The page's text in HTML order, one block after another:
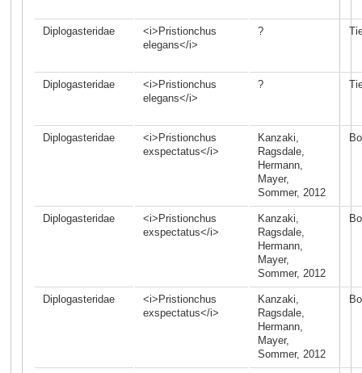
Diplogasteridae
<i>Pristionchus
elegans</i>
?
Diplogasteridae
<i>Pristionchus
elegans</i>
?
Diplogasteridae
<i>Pristionchus
exspectatus</i>
Kanzaki,
Ragsdale,
Hermann,
Mayer,
Sommer, 2012
Diplogasteridae
<i>Pristionchus
exspectatus</i>
Kanzaki,
Ragsdale,
Hermann,
Mayer,
Sommer, 2012
Diplogasteridae
<i>Pristionchus
exspectatus</i>
Kanzaki,
Ragsdale,
Hermann,
Mayer,
Sommer, 2012